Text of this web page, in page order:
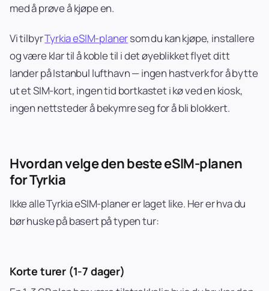
med å prøve å kjøpe en.
Vi tilbyrTyrkia eSIM-planersom du kan kjøpe, installere
og være klar til å koble til i det øyeblikket flyet ditt
lander på Istanbul lufthavn — ingen hastverk for å bytte
ut et SIM-kort, ingen tid bortkastet i kø ved en kiosk,
ingen nettsteder å bekymre seg for å bli blokkert.
Hvordan velge den beste eSIM-planen
for Tyrkia
Ikke alle Tyrkia eSIM-planer er laget like. Her er hva du
bør huske på basert på typen tur:
Korte turer (1-7 dager)